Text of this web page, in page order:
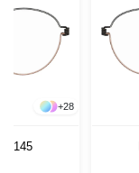
+28
145